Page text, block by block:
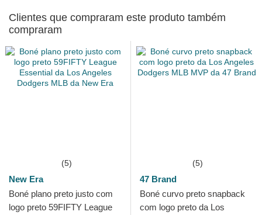
Clientes que compraram este produto também
compraram
(5)
New Era
Boné plano preto justo com
logo preto 59FIFTY League
(5)
47 Brand
Boné curvo preto snapback
com logo preto da Los